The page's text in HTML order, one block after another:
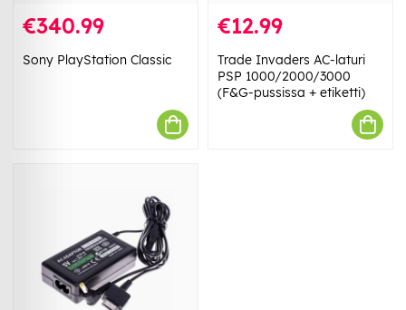
€340.99
Sony PlayStation Classic
€12.99
Trade Invaders AC-laturi
PSP 1000/2000/3000
(F&G-pussissa + etiketti)